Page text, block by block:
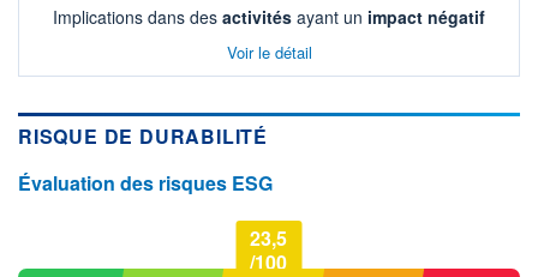
Implications dans des activités ayant un impact négatif
Voir le détail
RISQUE DE DURABILITÉ
Évaluation des risques ESG
23,5
/100